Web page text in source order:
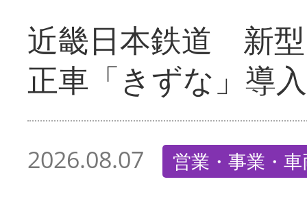
近畿日本鉄道 新
正車「きずな」導入
2026.08.07 営業・事業・